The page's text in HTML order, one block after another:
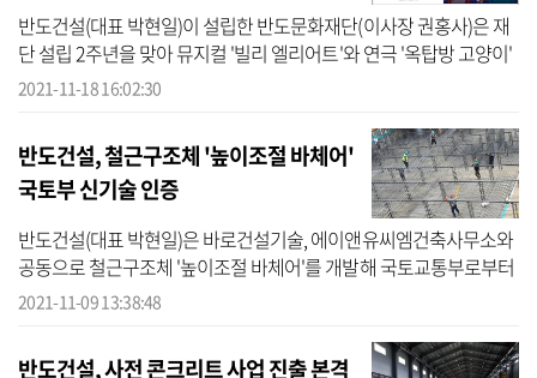
반도건설(대표 박현일)이 설립한 반도문화재단(이사장 권홍사)은 재
단 설립 2주년을 맞아 뮤지컬 '빌리 엘리어트'와 연극 '옥탑방 고양이'
등 문화공연 이벤트를 진행한다고 18일 밝혔다. 반도문화재단은 반
2021-11-18 16:02:30
반도건설, 철근구조체 '높이조절 바체어'
국토부 신기술 인증
반도건설(대표 박현일)은 바로건설기술, 에이앤유씨엠건축사무소와
공동으로 철근구조체 '높이조절 바체어'를 개발해 국토교통부로부터
'신기술지정증서'를 받았다고 9일 밝혔다. 이들 3개사는 지난 3월 관
2021-11-09 13:38:48
반도건설, 사전 콘크리트 사업 진출 본격